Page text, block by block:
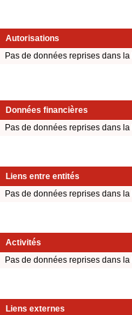
Autorisations
Pas de données reprises dans la
Données financières
Pas de données reprises dans la
Liens entre entités
Pas de données reprises dans la
Activités
Pas de données reprises dans la
Liens externes